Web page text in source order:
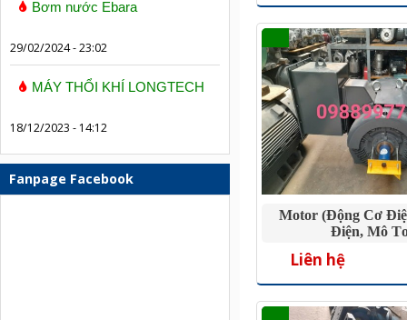
Bơm nước Ebara
29/02/2024 - 23:02
MÁY THỔI KHÍ LONGTECH
18/12/2023 - 14:12
Fanpage Facebook
Motor (Động Cơ
Điện, Mô
Liên hệ